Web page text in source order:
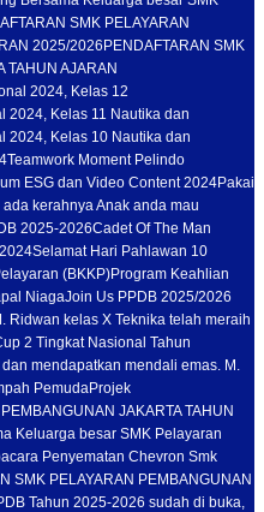
SMK PELAYARAN
2025/2026 PENDAFTARAN SMK
TAHUN AJARAN
2024, Kelas 12
2024, Kelas 11 Nautika dan
2024, Kelas 10 Nautika dan
Teamwork Moment Pelindo
ESG dan Video Content 2024Pakai
kerahnya Anak anda mau
2025-2026Cadet Of The Man
Selamat Hari Pahlawan 10
(BKKP)Program Keahlian
NiagaJoin Us PPDB 2025/2026
Ridwan kelas X Teknika telah meraih
2 Tingkat Nasional Tahun
mendapatkan mendali emas. M.
PemudaProjek
JAKARTA TAHUN
Keluarga besar SMK Pelayaran
Penyematan Chevron Smk
SMK PELAYARAN PEMBANGUNAN
Tahun 2025-2026 sudah di buka,